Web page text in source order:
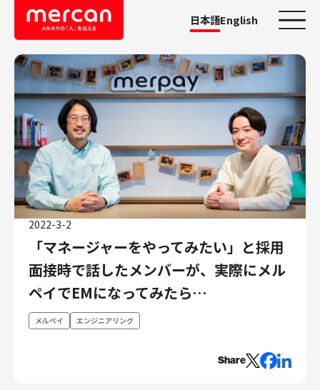
日本語English
カテゴリーから探す
会社・事業
鹿島アントラーズ
Ads
メルカリ
メルペイ
メルコイン
メルカリShops
メルカリR4Dラボ
AI/LLM
職種
エンジニアリング
2022-3-2
「マネージャーをやってみたい」と採用
面接時で話したメンバーが、実際にメル
ペイでEMになってみたら…
メルペイ エンジニアリング
Share